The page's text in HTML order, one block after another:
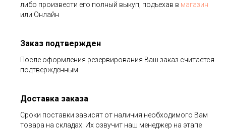
либо произвести его полный выкуп, подъехав в магазин
или Онлайн
Заказ подтвержден
После оформления резервирования Ваш заказ считается
подтвержденным
Доставка заказа
Сроки поставки зависят от наличия необходимого Вам
товара на складах. Их озвучит наш менеджер на этапе